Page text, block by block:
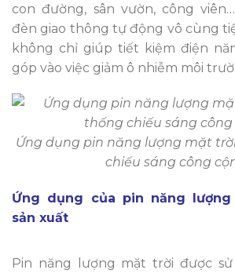
con đường, sân vườn, công
đèn giao thông tự động vô cùng
không chỉ giúp tiết kiệm điện
góp vào việc giảm ô nhiễm môi
Ứng dụng pin năng lượng mặt
chiếu sáng công
Ứng dụng của pin năng
sản xuất
Pin năng lượng mặt trời được